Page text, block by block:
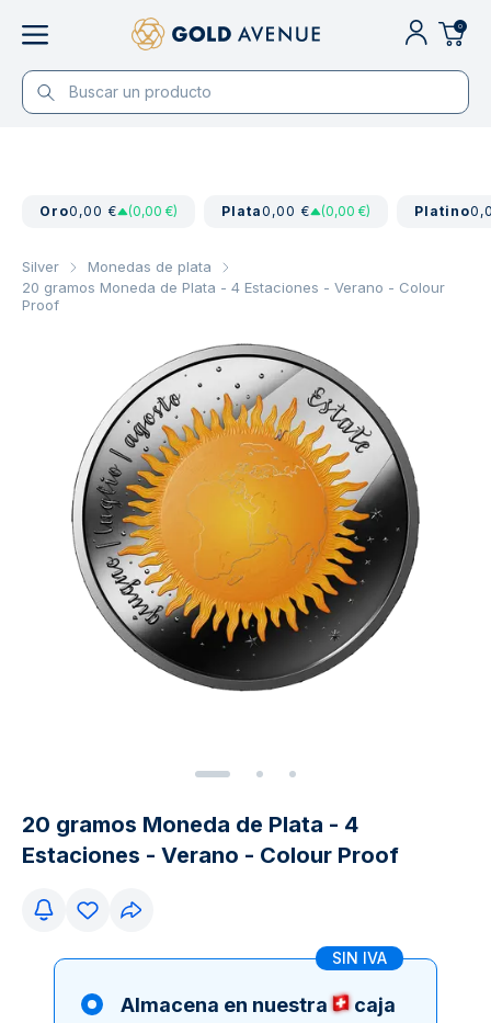
0
Oro0,00 € (0,00 €) Plata0,00 € (0,00 €) Platino
Silver
Monedas de plata
20 gramos Moneda de Plata - 4 Estaciones - Verano - Colour
Proof
20 gramos Moneda de Plata - 4
Estaciones - Verano - Colour Proof
SIN IVA
Almacena en nuestra
caja